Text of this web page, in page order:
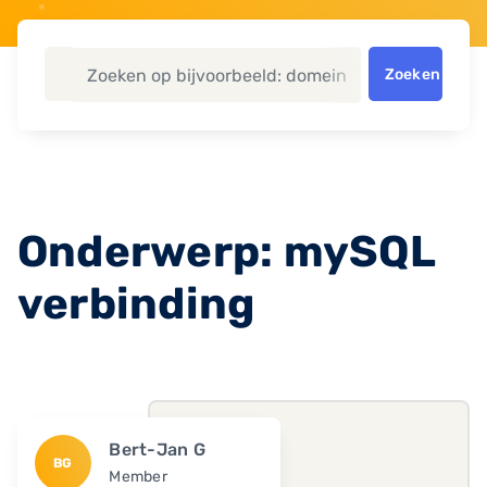
Zoeken
Onderwerp: mySQL
verbinding
BG
Bert-Jan G
Member